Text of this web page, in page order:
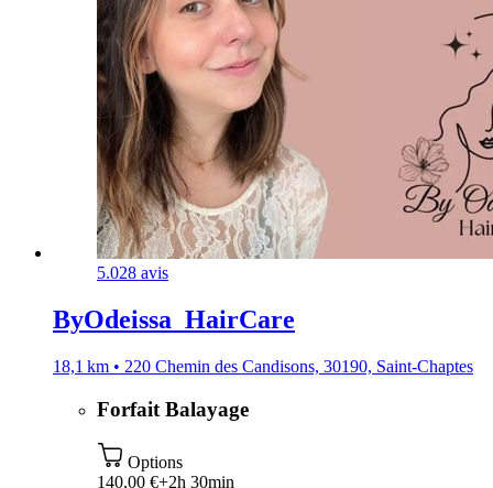
5.028 avis
ByOdeissa_HairCare
18,1 km • 220 Chemin des Candisons, 30190, Saint-Chaptes
Forfait Balayage
Options
140,00 €+2h 30min